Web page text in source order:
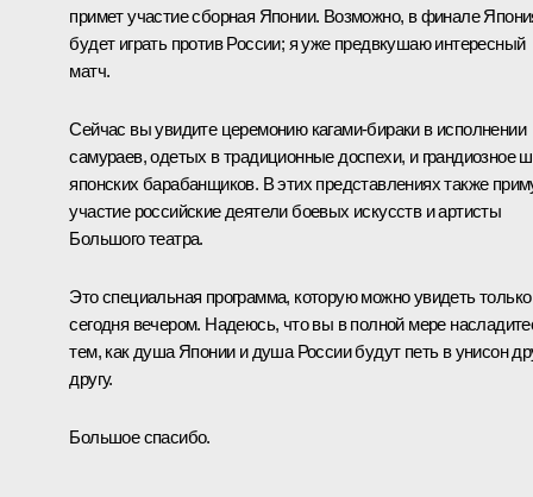
примет участие сборная Японии. Возможно, в финале
будет играть против России; я уже предвкушаю интересный
матч.
Сейчас вы увидите церемонию кагами-бираки в исполнении
самураев, одетых в традиционные доспехи, и грандиозное
японских барабанщиков. В этих представлениях также
участие российские деятели боевых искусств и артисты
Большого театра.
Это специальная программа, которую можно увидеть только
сегодня вечером. Надеюсь, что вы в полной мере
тем, как душа Японии и душа России будут петь в унисон
другу.
Большое спасибо.